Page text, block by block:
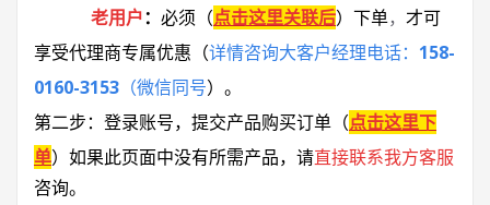
老用户： 必须 （点击这里关联后） 下单， 才可
享受代理商专属优惠 （详情咨询大客户经理电话： 158-
0160-3153 （微信同号） 。
第二步：登录账号，提交产品购买订单（点击这里下
单） 如果此页面中没有所需产品，请直接联系我方客服
咨询。